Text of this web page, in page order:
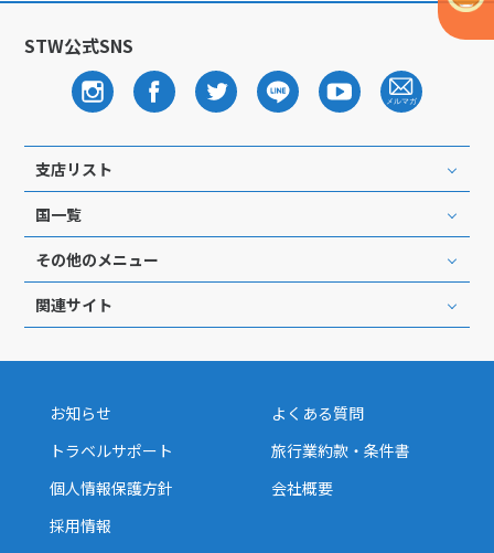
STW公式SNS
支店リスト
国一覧
その他のメニュー
関連サイト
お知らせ
よくある質問
トラベルサポート
旅行業約款・条件書
個人情報保護方針
会社概要
採用情報